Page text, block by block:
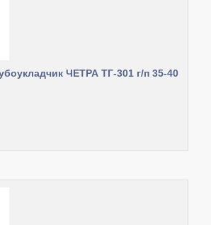
ЧЕТРА ТГ-301 г/п 35-40